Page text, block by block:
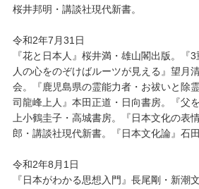
桜井邦明・講談社現代新書。
令和2年7月31日
『花と日本人』桜井満・雄山閣出版。『
人の心をのぞけばルーツが見える』望月
会。『鹿児島県の霊能力者・お祓いと除
司龍峰上人』本田正道・日向書房。『父
上小鶴圭子・高城書房。『日本文化の表
郎・講談社現代新書。『日本文化論』石
令和2年8月1日
『日本がわかる思想入門』長尾剛・新潮